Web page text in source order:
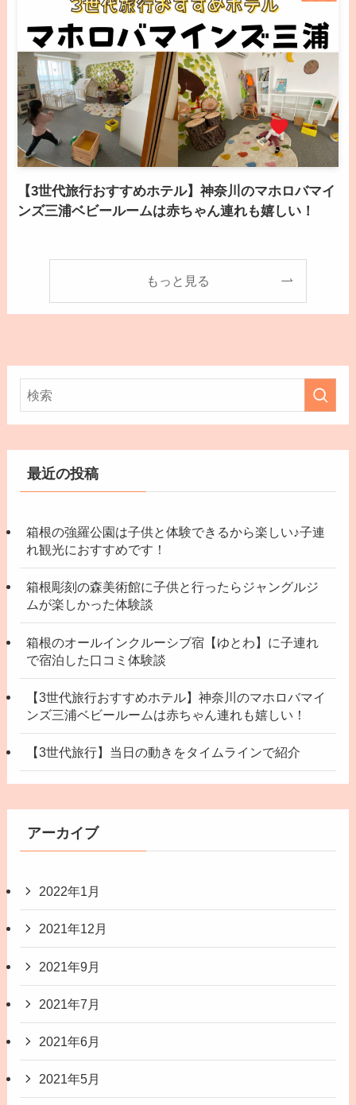
【3世代旅行おすすめホテル】神奈川のマホロバマイ
ンズ三浦ベビールームは赤ちゃん連れも嬉しい！
もっと見る
最近の投稿
箱根の強羅公園は子供と体験できるから楽しい♪子連
れ観光におすすめです！
箱根彫刻の森美術館に子供と行ったらジャングルジ
ムが楽しかった体験談
箱根のオールインクルーシブ宿【ゆとわ】に子連れ
で宿泊した口コミ体験談
【3世代旅行おすすめホテル】神奈川のマホロバマイ
ンズ三浦ベビールームは赤ちゃん連れも嬉しい！
【3世代旅行】当日の動きをタイムラインで紹介
アーカイブ
2022年1月
2021年12月
2021年9月
2021年7月
2021年6月
2021年5月